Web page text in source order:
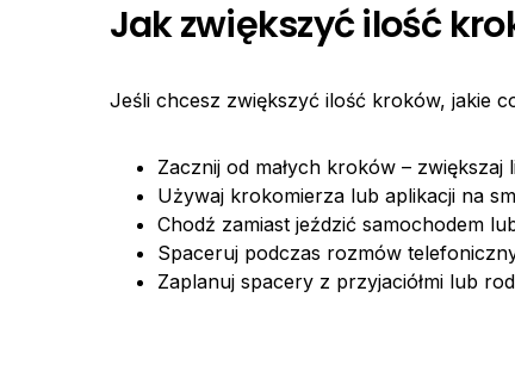
Jak zwiększyć ilość
Jeśli chcesz zwiększyć ilość kroków, jakie
Zacznij od małych kroków –
Używaj krokomierza lub aplikacji na
Chodź zamiast jeździć samochodem
Spaceruj podczas rozmów
Zaplanuj spacery z przyjaciółmi lub